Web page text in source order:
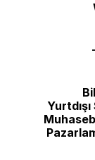
Yurtdışı